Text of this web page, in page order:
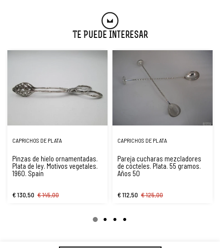
Te Puede Interesar
CAPRICHOS DE PLATA
Pinzas de hielo ornamentadas.
Plata de ley. Motivos vegetales.
1960. Spain
€ 130,50 € 145,00
CAPRICHOS DE PLATA
Pareja cucharas mezcladores
de cócteles. Plata. 55 gramos.
Años 50
€ 112,50 € 125,00